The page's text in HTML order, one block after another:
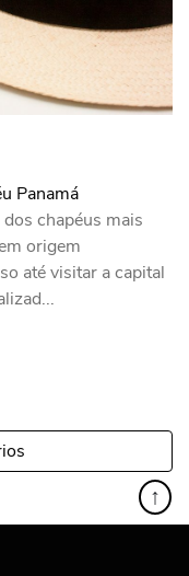
Panamá
chapéus mais
origem
até visitar a capital
↑